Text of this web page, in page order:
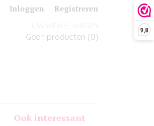
9,8
Inloggen Registreren
Geen producten (0)
Ook interessant